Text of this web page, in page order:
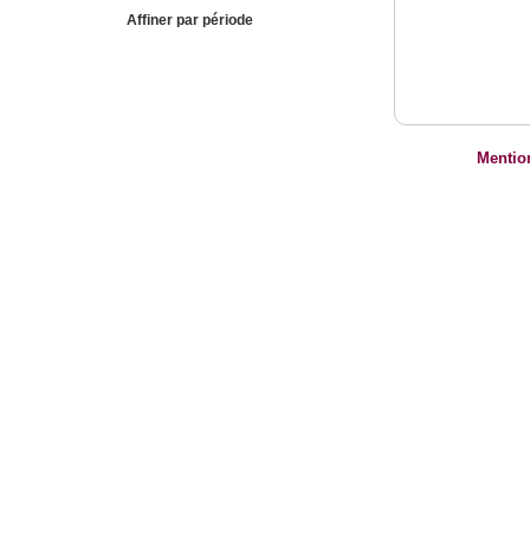
Affiner par période